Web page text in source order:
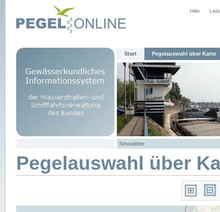
Hilfe
Start Pegelauswahl über Karte
Newsletter
Pegelauswahl über